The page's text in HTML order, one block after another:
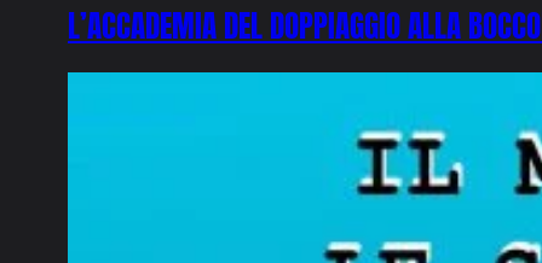
L’ACCADEMIA DEL DOPPIAGGIO ALLA